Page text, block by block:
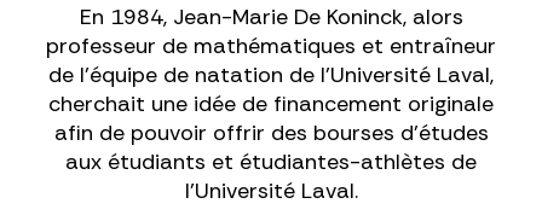
En 1984, Jean-Marie De Koninck, alors
professeur de mathématiques et entraîneur
de l'équipe de natation de l'Université Laval,
cherchait une idée de financement originale
afin de pouvoir offrir des bourses d'études
aux étudiants et étudiantes-athlètes de
l'Université Laval.